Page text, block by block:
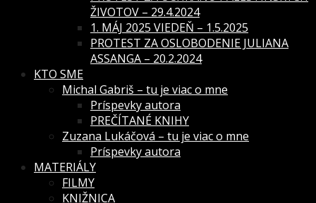
ŽIVOTOV – 29.4.2024
1. MÁJ 2025 VIEDEŇ – 1.5.2025
PROTEST ZA OSLOBODENIE JULIANA
ASSANGA – 20.2.2024
KTO SME
Michal Gabriš – tu je viac o mne
Príspevky autora
PREČÍTANÉ KNIHY
Zuzana Lukáčová – tu je viac o mne
Príspevky autora
MATERIÁLY
FILMY
KNIŽNICA